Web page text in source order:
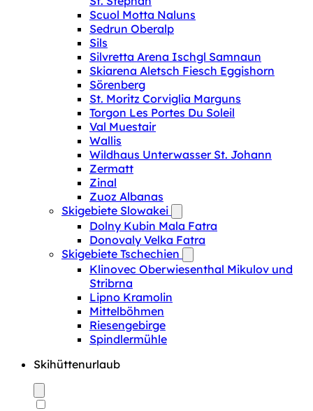
Scuol Motta Naluns
Sedrun Oberalp
Sils
Silvretta Arena Ischgl Samnaun
Skiarena Aletsch Fiesch Eggishorn
Sörenberg
St. Moritz Corviglia Marguns
Torgon Les Portes Du Soleil
Val Muestair
Wallis
Wildhaus Unterwasser St. Johann
Zermatt
Zinal
Zuoz Albanas
Skigebiete Slowakei
Dolny Kubin Mala Fatra
Donovaly Velka Fatra
Skigebiete Tschechien
Klinovec Oberwiesenthal Mikulov und
Stribrna
Lipno Kramolin
Mittelböhmen
Riesengebirge
Spindlermühle
Skihüttenurlaub